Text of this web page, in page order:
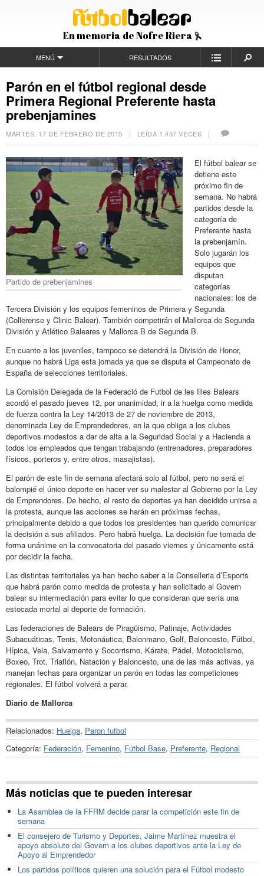
En memoria de Nofre Riera
MENÚ RESULTADOS
Parón en el fútbol regional desde
Primera Regional Preferente hasta
prebenjamines
MARTES, 17 DE FEBRERO DE 2015 | LEÍDA 1.457 VECES |
Partido de prebenjamines
El fútbol balear se
detiene este
próximo fin de
semana. No habrá
partidos desde la
categoría de
Preferente hasta
la prebenjamín.
Solo jugarán los
equipos que
disputan
categorías
nacionales: los de
Tercera División y los equipos femeninos de Primera y Segunda
(Collerense y Clinic Balear). También competirán el Mallorca de Segunda
División y Atlético Baleares y Mallorca B de Segunda B.
En cuanto a los juveniles, tampoco se detendrá la División de Honor,
aunque no habrá Liga esta jornada ya que se disputa el Campeonato de
España de selecciones territoriales.
La Comisión Delegada de la Federació de Futbol de les Illes Balears
acordó el pasado jueves 12, por unanimidad, ir a la huelga como medida
de fuerza contra la Ley 14/2013 de 27 de noviembre de 2013,
denominada Ley de Emprendedores, en la que obliga a los clubes
deportivos modestos a dar de alta a la Seguridad Social y a Hacienda a
todos los empleados que tengan trabajando (entrenadores, preparadores
físicos, porteros y, entre otros, masajistas).
El parón de este fin de semana afectará solo al fútbol, pero no será el
balompié el único deporte en hacer ver su malestar al Gobierno por la Ley
de Emprendores. De hecho, el resto de deportes ya han decidido unirse a
la protesta, aunque las acciones se harán en próximas fechas,
principalmente debido a que todos los presidentes han querido comunicar
la decisión a sus afiliados. Pero habrá huelga. La decisión fue tomada de
forma unánime en la convocatoria del pasado viernes y únicamente está
por decidir la fecha.
Las distintas territoriales ya han hecho saber a la Conselleria d’Esports
que habrá parón como medida de protesta y han solicitado al Govern
balear su intermediación para evitar lo que consideran que sería una
estocada mortal al deporte de formación.
Las federaciones de Balears de Piragüismo, Patinaje, Actividades
Subacuáticas, Tenis, Motonáutica, Balonmano, Golf, Baloncesto, Fútbol,
Hípica, Vela, Salvamento y Socorrismo, Kárate, Pádel, Motociclismo,
Boxeo, Trot, Triatlón, Natación y Baloncesto, una de las más activas, ya
manejan fechas para organizar un parón en todas las competiciones
regionales. El fútbol volverá a parar.
Diario de Mallorca
Relacionados: Huelga, Paron futbol
Categoría: Federación, Femenino, Fútbol Base, Preferente, Regional
Más noticias que te pueden interesar
La Asamblea de la FFRM decide parar la competición este fin de
semana
El consejero de Turismo y Deportes, Jaime Martínez muestra el
apoyo absoluto del Govern a los clubes deportivos ante la Ley de
Apoyo al Emprendedor
Los partidos políticos quieren una solución para el Fútbol modesto